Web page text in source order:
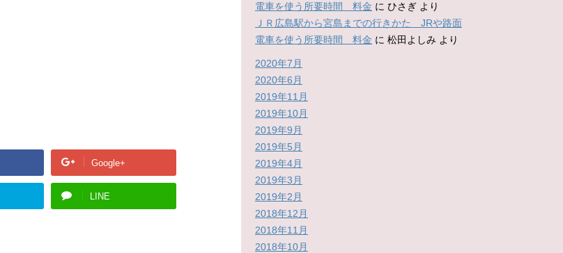
Google+
LINE
電車を使う所要時間 料金 に ひさぎ より
ＪＲ広島駅から宮島までの行きかた JRや路面
電車を使う所要時間 料金 に 松田よしみ より
2020年7月
2020年6月
2019年11月
2019年10月
2019年9月
2019年5月
2019年4月
2019年3月
2019年2月
2018年12月
2018年11月
2018年10月